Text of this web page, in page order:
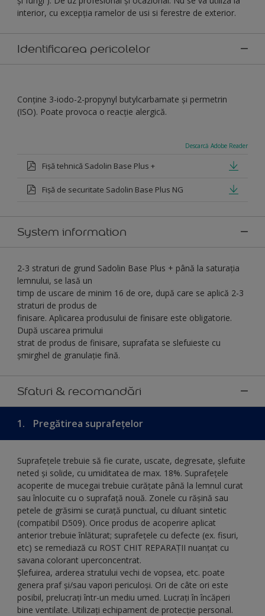
interior, cu excepția ramelor de usi si ferestre de exterior.
Identificarea pericolelor
Conține 3-iodo-2-propynyl butylcarbamate şi permetrin
(ISO). Poate provoca o reacție alergică.
Descarcă Adobe Reader
Fișă tehnică Sadolin Base Plus +
Fișă de securitate Sadolin Base Plus NG
System information
2-3 straturi de grund Sadolin Base Plus + până la saturația
lemnului, se lasă un
timp de uscare de minim 16 de ore, după care se aplică 2-3
straturi de produs de
finisare. Aplicarea produsului de finisare este obligatorie.
După uscarea primului
strat de produs de finisare, suprafata se slefuieste cu
șmirghel de granulație fină.
Sfaturi & recomandări
1. Pregătirea suprafețelor
Suprafețele trebuie să fie curate, uscate, degresate, șlefuite
neted și solide, cu umiditatea de max. 18%. Suprafețele
acoperite de mucegai trebuie curățate până la lemnul curat
sau înlocuite cu o suprafață nouă. Zonele cu rășină sau
petele de grăsimi se curață punctual, cu diluant sintetic
(compatibil D509). Orice produs de acoperire aplicat
anterior trebuie înlăturat; suprafeţele cu defecte (ex. fisuri,
etc) se remediază cu ROST CHIT REPARAȚII nuanțat cu
savana colorant uperconcentrat.
Șlefuirea, arderea stratului vechi de vopsea, etc. poate
genera praf și/sau vapori periculoși. Ori de câte ori este
posibil, prelucrați într-un mediu umed. Lucrați în încăperi
bine ventilate. Utilizați echipament de protecție personal.